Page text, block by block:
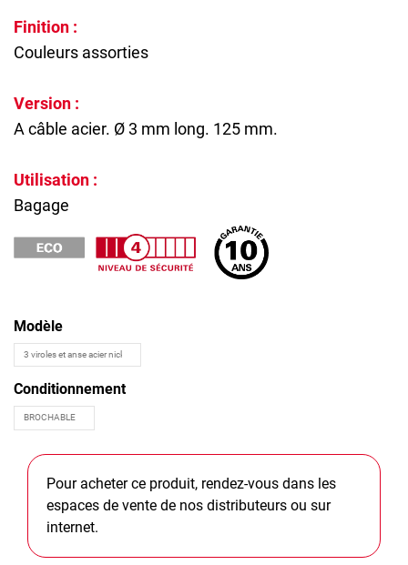
Finition :
Couleurs assorties
Version :
A câble acier. Ø 3 mm long. 125 mm.
Utilisation :
Bagage
Modèle
Conditionnement
Pour acheter ce produit, rendez-vous dans les
espaces de vente de nos distributeurs ou sur
internet.